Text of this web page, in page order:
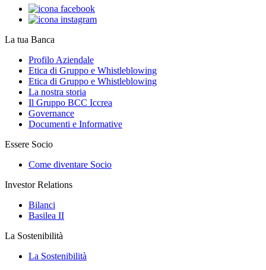
La tua Banca
Profilo Aziendale
Etica di Gruppo e Whistleblowing
Etica di Gruppo e Whistleblowing
La nostra storia
Il Gruppo BCC Iccrea
Governance
Documenti e Informative
Essere Socio
Come diventare Socio
Investor Relations
Bilanci
Basilea II
La Sostenibilità
La Sostenibilità